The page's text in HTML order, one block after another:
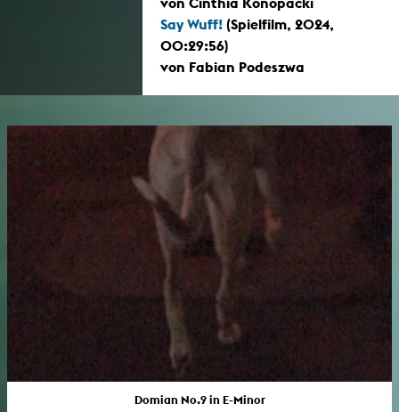
Say Wuff! (Spielfilm, 2024,
00:29:56)
von Fabian Podeszwa
Domian No.9 in E-Minor